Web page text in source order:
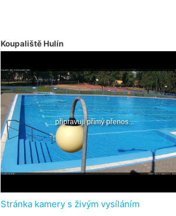
Koupaliště Hulín
Stránka kamery s živým vysíláním